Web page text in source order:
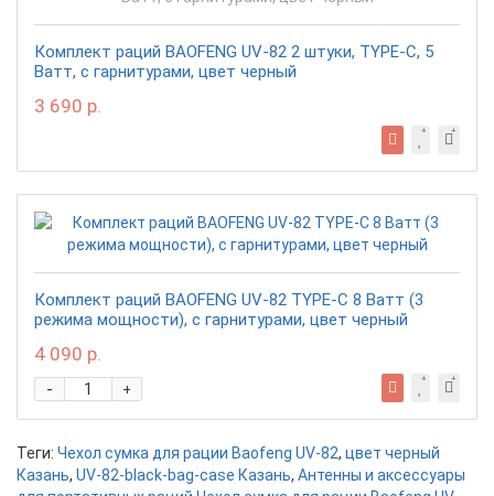
Комплект раций BAOFENG UV-82 2 штуки, TYPE-C, 5
Ватт, с гарнитурами, цвет черный
3 690 р.
Комплект раций BAOFENG UV-82 TYPE-C 8 Ватт (3
режима мощности), с гарнитурами, цвет черный
4 090 р.
+
-
Теги: Чехол сумка для рации Baofeng UV-82, цвет черный
Казань, UV-82-black-bag-case Казань, Антенны и аксессуары